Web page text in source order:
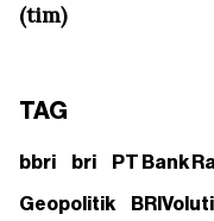
(tim)
TAG
bbri bri PT Bank
Geopolitik